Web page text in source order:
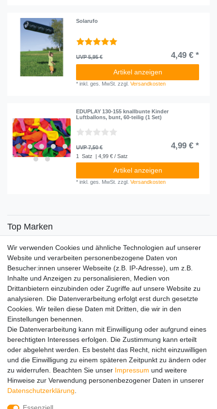
Solarufo
UVP 5,95 € 4,49 € *
Artikel anzeigen
*inkl. ges. MwSt. zzgl.Versandkosten
EDUPLAY 130-155 knallbunte Kinder
Luftballons, bunt, 60-teilig (1 Set)
UVP 7,50 € 4,99 € *
1 Satz | 4,99 € / Satz
Artikel anzeigen
*inkl. ges. MwSt. zzgl.Versandkosten
Top Marken
Top Themen
Adventskalender
Service
Versandinfos
FAQ
Ersatzteile
Registrieren
Wir versenden mit
Wir verwenden Cookies und ähnliche Technologien auf unserer
Website und verarbeiten personenbezogene Daten von
Besucher:innen unserer Webseite (z.B. IP-Adresse), um z.B.
Inhalte und Anzeigen zu personalisieren, Medien von
Drittanbietern einzubinden oder Zugriffe auf unsere Website zu
analysieren. Die Datenverarbeitung erfolgt erst durch gesetzte
Cookies. Wir teilen diese Daten mit Dritten, die wir in den
Einstellungen benennen.
Die Datenverarbeitung kann mit Einwilligung oder aufgrund eines
berechtigten Interesses erfolgen. Die Zustimmung kann erteilt
oder abgelehnt werden. Es besteht das Recht, nicht einzuwilligen
und die Einwilligung zu einem späteren Zeitpunkt zu ändern oder
zu widerrufen. Beachten Sie unser Impressum und weitere
Hinweise zur Verwendung personenbezogener Daten in unserer
Daten­schutz­erklärung